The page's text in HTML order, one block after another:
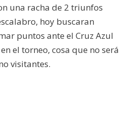
una racha de 2 triunfos
hoy buscaran
puntos ante el Cruz Azul
el torneo, cosa que no será
visitantes.